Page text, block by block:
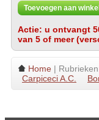
Toevoegen aan
Actie: u ontvangt
van 5 of meer
Home |
Carpiceci A.C.